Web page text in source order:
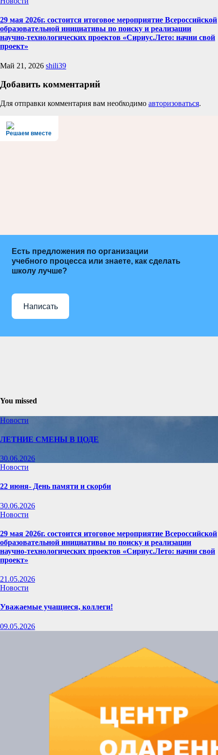
29 мая 2026г. состоится итоговое мероприятие Всероссийской
образовательной инициативы по поиску и реализации
научно-технологических проектов «Сириус.Лето: начни свой
проект»
Май 21, 2026 shili39
Добавить комментарий
Для отправки комментария вам необходимо авторизоваться.
Решаем вместе
Есть предложения по организации
учебного процесса или знаете, как сделать
школу лучше?
Написать
You missed
Новости
ЛЕТНИЕ СМЕНЫ В ЦОДЕ
30.06.2026
Новости
22 июня- День памяти и скорби
30.06.2026
Новости
29 мая 2026г. состоится итоговое мероприятие Всероссийской
образовательной инициативы по поиску и реализации
научно-технологических проектов «Сириус.Лето: начни свой
проект»
21.05.2026
Новости
Уважаемые учащиеся, коллеги!
09.05.2026